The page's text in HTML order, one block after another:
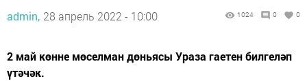
admin, 28 апрель 2022 - 10:00 1024 0 0
2 май көнне мөселман дөньясы Ураза гаетен билгеләп
үтәчәк.